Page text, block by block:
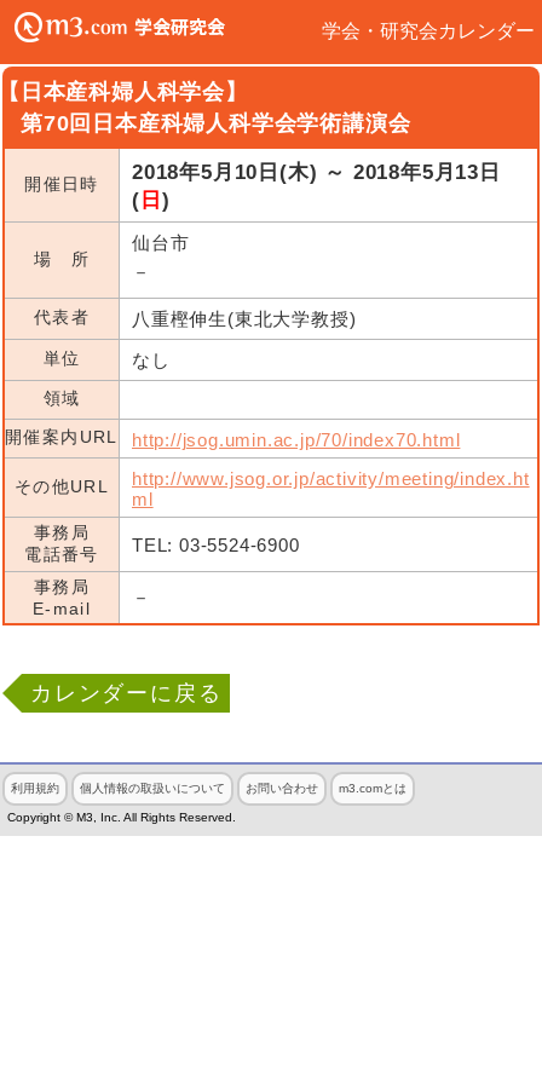
学会・研究会カレンダー
日本産科婦人科学会】
第70回日本産科婦人科学会学術講演会
開催日時
2018年5月10日(木) ～ 2018年5月13日
( 日 )
場 所
仙台市
－
代表者 八重樫伸生(東北大学教授)
単位 なし
領域
開催案内URL
http://jsog.umin.ac.jp/70/index70.html
その他URL
http://www.jsog.or.jp/activity/meeting/index.ht
ml
事務局
電話番号
TEL: 03-5524-6900
事務局
E-mail
－
カレンダーに戻る
利用規約 個人情報の取扱いについて お問い合わせ m3.comとは
Copyright © M3, Inc. All Rights Reserved.